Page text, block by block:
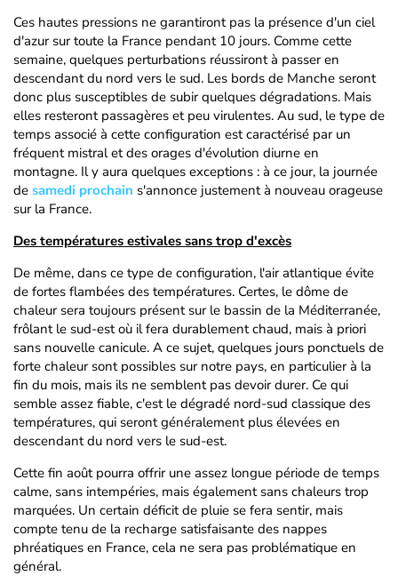
Ces hautes pressions ne garantiront pas la présence d'un ciel
d'azur sur toute la France pendant 10 jours. Comme cette
semaine, quelques perturbations réussiront à passer en
descendant du nord vers le sud. Les bords de Manche seront
donc plus susceptibles de subir quelques dégradations. Mais
elles resteront passagères et peu virulentes. Au sud, le type de
temps associé à cette configuration est caractérisé par un
fréquent mistral et des orages d'évolution diurne en
montagne. Il y aura quelques exceptions : à ce jour, la journée
de samedi prochain s'annonce justement à nouveau orageuse
sur la France.
Des températures estivales sans trop d'excès
De même, dans ce type de configuration, l'air atlantique évite
de fortes flambées des températures. Certes, le dôme de
chaleur sera toujours présent sur le bassin de la Méditerranée,
frôlant le sud-est où il fera durablement chaud, mais à priori
sans nouvelle canicule. A ce sujet, quelques jours ponctuels de
forte chaleur sont possibles sur notre pays, en particulier à la
fin du mois, mais ils ne semblent pas devoir durer. Ce qui
semble assez fiable, c'est le dégradé nord-sud classique des
températures, qui seront généralement plus élevées en
descendant du nord vers le sud-est.
Cette fin août pourra offrir une assez longue période de temps
calme, sans intempéries, mais également sans chaleurs trop
marquées. Un certain déficit de pluie se fera sentir, mais
compte tenu de la recharge satisfaisante des nappes
phréatiques en France, cela ne sera pas problématique en
général.